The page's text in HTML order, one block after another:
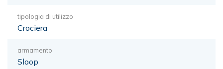
tipologia di utilizzo
Crociera
armamento
Sloop